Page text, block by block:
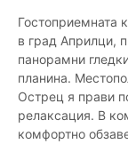
Гостоприемната
в град Априлци,
панорамни
планина.
Острец я прави
релаксация. В
комфортно